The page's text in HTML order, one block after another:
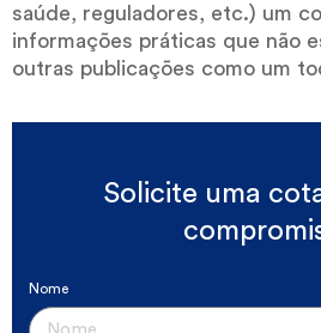
saúde, reguladores, etc.) um
informações práticas que não
outras publicações como um
Solicite uma
Nome